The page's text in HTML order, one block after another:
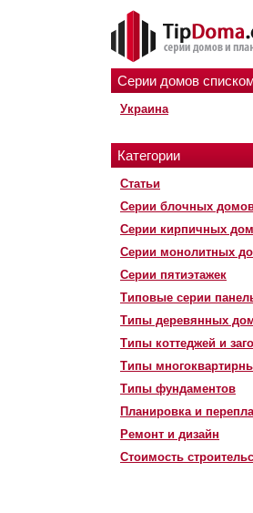
Серии домов
Украина
Категории
Статьи
Серии блочных
Серии кирпичных
Серии монолитных
Серии пятиэтажек
Типовые серии
Типы деревянных
Типы коттеджей и
Типы
Типы фундаментов
Планировка и
Ремонт и дизайн
Стоимость